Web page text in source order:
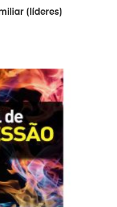
(líderes)